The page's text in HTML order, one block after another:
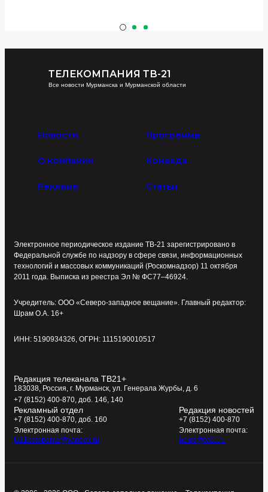
ТЕЛЕКОМПАНИЯ ТВ-21
Все новости Мурманска и Мурманской области
Новости Программы
О компании Команда
Реклама Статьи
Электронное периодическое издание ТВ-21 зарегистрировано в
Федеральной службе по надзору в сфере связи, информационных
технологий и массовых коммуникаций (Роскомнадзор) 11 октября
2011 года. Выписка из реестра Эл № ФС77–46924.
Учредитель: ООО «Северо-западное вещание». Главный редактор:
Шрам О.А. 16+
ИНН: 5190934326, ОГРН: 1115190010517
Редакция телеканала ТВ21+
183038, Россия, г. Мурманск, ул. Генерала Журбы, д. 6
+7 (8152) 400-870, доб. 146, 140
Рекламный отдел
+7 (8152) 400-870, доб. 160
Электронная почта:
tv21kompania@yandex.ru
Редакция новостей
+7 (8152) 400-870
Электронная почта:
news@tv21.ru